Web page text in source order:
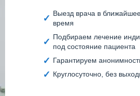
Выезд врача в
время
Подбираем лечение
под состояние пациента
Гарантируем
Круглосуточно, без